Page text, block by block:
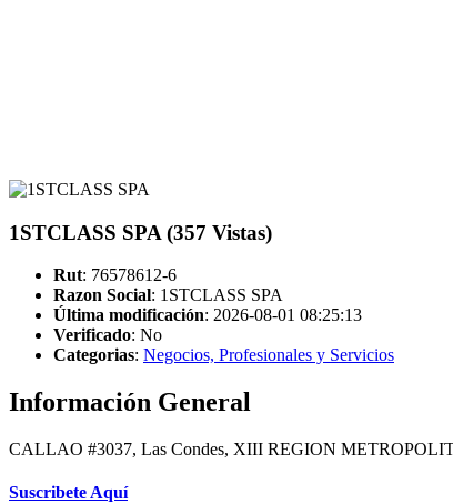
1STCLASS SPA (357 Vistas)
Rut: 76578612-6
Razon Social: 1STCLASS SPA
Última modificación: 2026-08-01 08:25:13
Verificado: No
Categorias: Negocios, Profesionales y Servicios
Información General
CALLAO #3037, Las Condes, XIII REGION
Suscribete Aquí